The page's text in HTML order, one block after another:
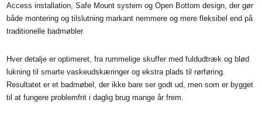
Access installation, Safe Mount system og Open Bottom design, der gør
både montering og tilslutning markant nemmere og mere fleksibel end på
traditionelle badmøbler.
Hver detalje er optimeret, fra rummelige skuffer med fuldudtræk og blød
lukning til smarte vaskeudskæringer og ekstra plads til rørføring.
Resultatet er et badmøbel, der ikke bare ser godt ud, men som er bygget
til at fungere problemfrit i daglig brug mange år frem.